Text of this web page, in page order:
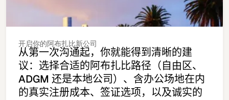
开启你的阿布扎比新公司
从第一次沟通起，你就能得到清晰的建
议：选择合适的阿布扎比路径（自由区、
ADGM 还是本地公司）、含办公场地在内
的真实注册成本、签证选项，以及诚实的